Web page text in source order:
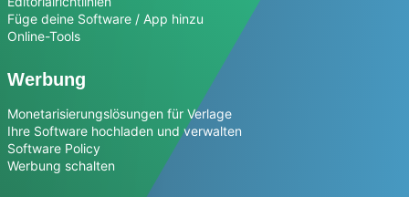
Füge deine Software / App hinzu
Online-Tools
Werbung
Monetarisierungslösungen für Verlage
Ihre Software hochladen und verwalten
Software Policy
Werbung schalten